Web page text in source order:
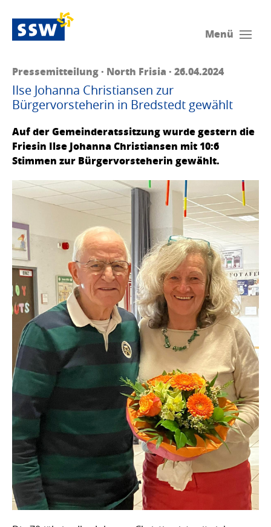
Menü
Pressemitteilung · North Frisia · 26.04.2024
Ilse Johanna Christiansen zur
Bürgervorsteherin in Bredstedt gewählt
Auf der Gemeinderatssitzung wurde gestern die
Friesin Ilse Johanna Christiansen mit 10:6
Stimmen zur Bürgervorsteherin gewählt.